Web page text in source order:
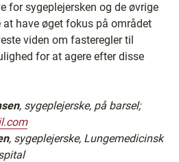
for sygeplejersken og de øvrige
have øget fokus på området
viden om fasteregler til
for at agere efter disse
, sygeplejerske, på barsel;
, sygeplejerske, Lungemedicinsk